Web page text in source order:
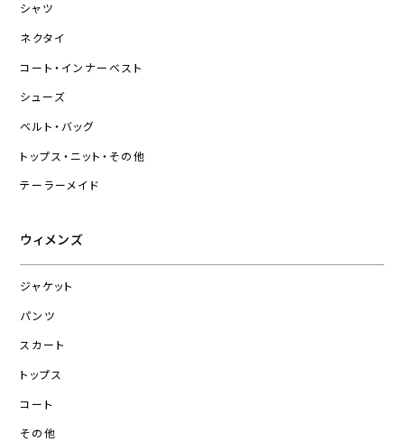
シャツ
ネクタイ
コート・インナーベスト
シューズ
ベルト・バッグ
トップス・ニット・その他
テーラーメイド
ウィメンズ
ジャケット
パンツ
スカート
トップス
コート
その他